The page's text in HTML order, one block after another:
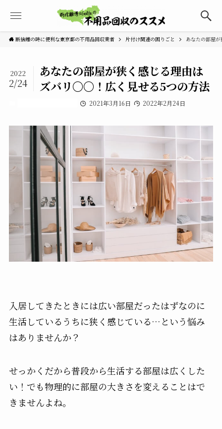
断捨離の時に便利な東京都の不用品回収業者 片付け関連の困りごと あなたの部屋
あなたの部屋が狭く感じる理由は
ズバリ〇〇！広く見せる5つの方法
2022
2/24
2021年3月16日 2022年2月24日
入居してきたときには広い部屋だったはずなのに
生活しているうちに狭く感じている…という悩み
はありませんか？
せっかくだから普段から生活する部屋は広くした
い！でも物理的に部屋の大きさを変えることはで
きませんよね。